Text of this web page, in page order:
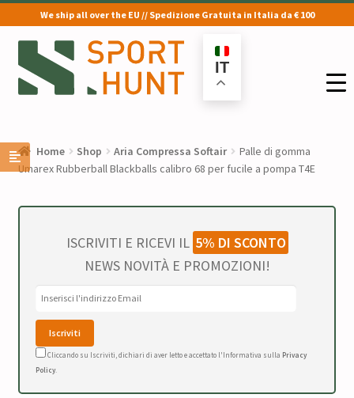
We ship all over the EU // Spedizione Gratuita in Italia da € 100
Vai
alla
navigazione
Vai
al
contenuto
IT
Home Shop Aria Compressa Softair
Palle di gomma
Umarex Rubberball Blackballs calibro 68 per fucile a pompa T4E
ISCRIVITI E RICEVI IL 5% DI SCONTO
NEWS NOVITÀ E PROMOZIONI!
Cliccando su Iscriviti, dichiari di aver letto e accettato l'Informativa sulla Privacy
Policy.